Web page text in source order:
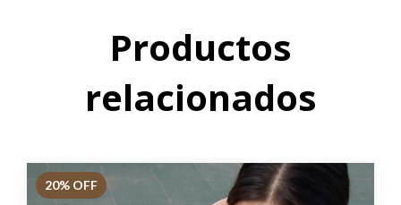
Productos
relacionados
20% OFF